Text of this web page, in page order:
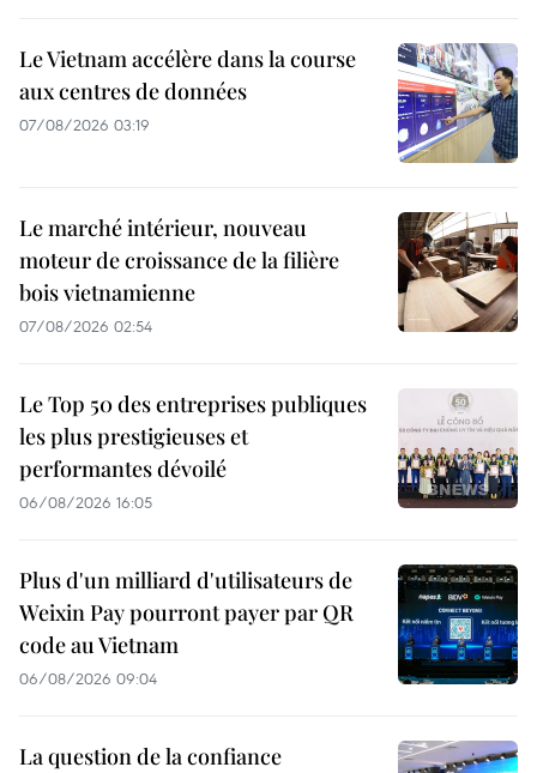
Le Vietnam accélère dans la course
aux centres de données
07/08/2026 03:19
Le marché intérieur, nouveau
moteur de croissance de la filière
bois vietnamienne
07/08/2026 02:54
Le Top 50 des entreprises publiques
les plus prestigieuses et
performantes dévoilé
06/08/2026 16:05
Plus d'un milliard d'utilisateurs de
Weixin Pay pourront payer par QR
code au Vietnam
06/08/2026 09:04
La question de la confiance